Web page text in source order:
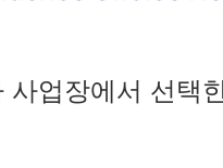
사업장에서 선택